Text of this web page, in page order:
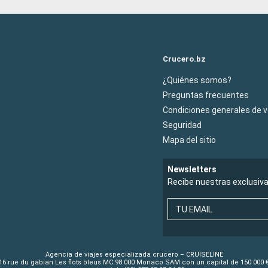
Crucero.bz
¿Quiénes somos?
Preguntas frecuentes
Condiciones generales de
Seguridad
Mapa del sitio
Newsletters
Recibe nuestras
TU EMAIL
Agencia de viajes especializada crucero – CRUISELINE
rue du gabian Les flots bleus MC 98 000 Monaco SAM con un capital de 150 000